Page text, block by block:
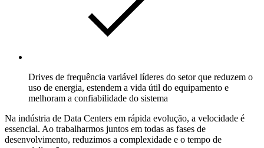
Drives de frequência variável líderes do setor que reduzem o
uso de energia, estendem a vida útil do equipamento e
melhoram a confiabilidade do sistema
Na indústria de Data Centers em rápida evolução, a velocidade é
essencial. Ao trabalharmos juntos em todas as fases de
desenvolvimento, reduzimos a complexidade e o tempo de